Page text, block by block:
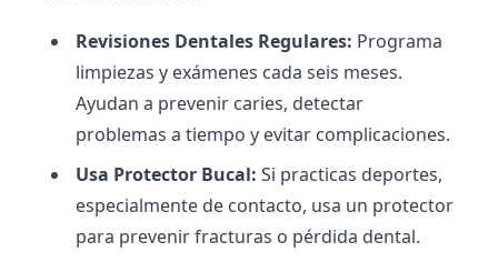
Revisiones Dentales Regulares: Programa
limpiezas y exámenes cada seis meses.
Ayudan a prevenir caries, detectar
problemas a tiempo y evitar complicaciones.
Usa Protector Bucal: Si practicas deportes,
especialmente de contacto, usa un protector
para prevenir fracturas o pérdida dental.